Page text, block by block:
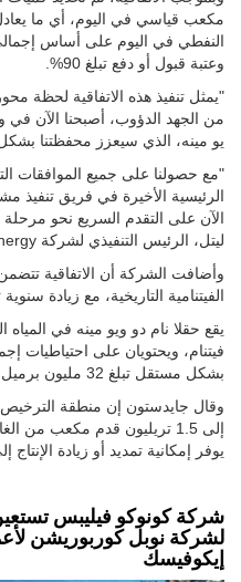
وعتبة قبول أو دفع تبلغ 90%.
"يمثل تنفيذ هذه الاتفاقية لحظة
من الجهد الدؤوب، أصبحنا الآن
يو مينه، الذي سيعزز محفظتنا
"مع حصولنا على جميع الموافقات
الآن على التقدم السريع نحو
ليتل، الرئيس التنفيذي لشركة Jadestone Energy.
وأضافت الشركة أن الاتفاقية
الفيتنامية التاريخية، مع زيادة سنوية
يقع حقلا نام دو ويو مينه في
بشكل مستقل تبلغ 32 مليون برميل من المكافئ النفطي.
وقال جايدستون إن منطقة
إلى 1.5 تريليون قدم مكعب
يوفر إمكانية تمديد أو زيادة الإنتاج
شركة كونوكو فيليبس
لشركة نوبل كوربوريشن
إيكوفيسك